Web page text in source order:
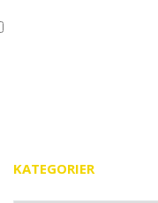
KATEGORIER